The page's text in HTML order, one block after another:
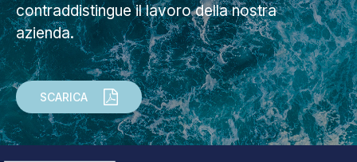
contraddistingue il lavoro della nostra
azienda.
SCARICA